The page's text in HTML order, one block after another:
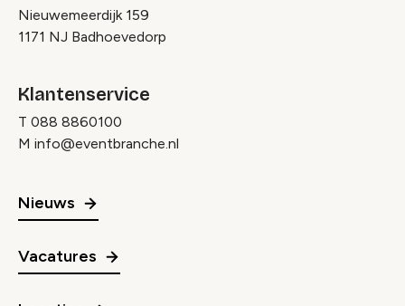
Nieuwemeerdijk 159
1171 NJ Badhoevedorp
Klantenservice
T 088 8860100
M info@eventbranche.nl
Nieuws
Vacatures